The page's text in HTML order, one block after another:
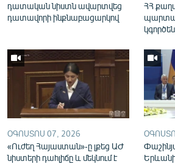
«Ազատության» բոլոր կայքերը
դատական նիստն ավարտվեց
դատավորի ինքնաբացարկով
ՀՀ
ՕԳՈՍՏՈՍ 07, 2026
«Ուժեղ Հայաստան»-ը լքեց ԱԺ
նիստերի դահլիճը և մեկնում է